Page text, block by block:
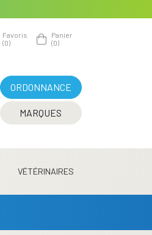
Favoris
(0)
Panier
(0)
ORDONNANCE
MARQUES
VÉTÉRINAIRES